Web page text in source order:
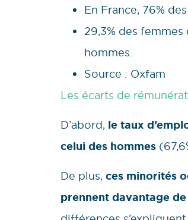
En France, 76%
29,3% des
hommes.
Source : Oxfam
Les écarts de
D’abord, le taux
celui des hommes
De plus, ces minorités
prennent davantage de